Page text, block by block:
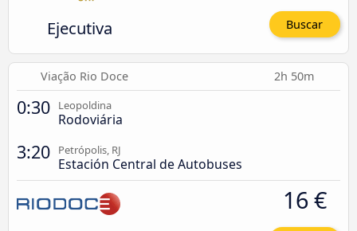
Ejecutiva Buscar
Viação Rio Doce 2h 50m
0:30 Leopoldina
Rodoviária
3:20 Petrópolis, RJ
Estación Central de Autobuses
16 €